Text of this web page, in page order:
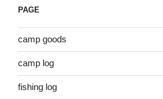
PAGE
camp goods
camp log
fishing log